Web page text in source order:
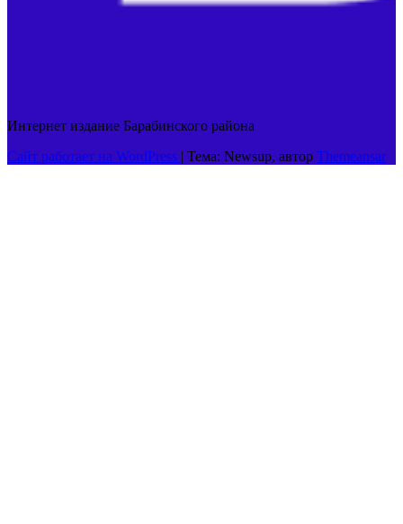
Интернет издание Барабинского района
Сайт работает на WordPress | Тема: Newsup, автор Themeansar